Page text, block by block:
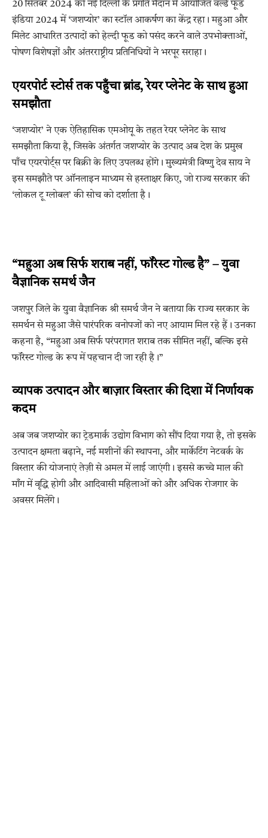
20 सितंबर 2024 को नई दिल्ली के प्रगति मैदान में आयोजित वर्ल्ड फूड
इंडिया 2024 में ‘जशप्योर’ का स्टॉल आकर्षण का केंद्र रहा। महुआ और
मिलेट आधारित उत्पादों को हेल्दी फूड को पसंद करने वाले उपभोक्ताओं,
पोषण विशेषज्ञों और अंतरराष्ट्रीय प्रतिनिधियों ने भरपूर सराहा।
एयरपोर्ट स्टोर्स तक पहुँचा ब्रांड, रेयर प्लेनेट के साथ हुआ
समझौता
‘जशप्योर’ ने एक ऐतिहासिक एमओयू के तहत रेयर प्लेनेट के साथ
समझौता किया है, जिसके अंतर्गत जशप्योर के उत्पाद अब देश के प्रमुख
पाँच एयरपोर्ट्स पर बिक्री के लिए उपलब्ध होंगे। मुख्यमंत्री विष्णु देव साय ने
इस समझौते पर ऑनलाइन माध्यम से हस्ताक्षर किए, जो राज्य सरकार की
‘लोकल टू ग्लोबल’ की सोच को दर्शाता है।
“महुआ अब सिर्फ शराब नहीं, फॉरेस्ट गोल्ड है” – युवा
वैज्ञानिक समर्थ जैन
जशपुर जिले के युवा वैज्ञानिक श्री समर्थ जैन ने बताया कि राज्य सरकार के
समर्थन से महुआ जैसे पारंपरिक वनोपजों को नए आयाम मिल रहे हैं। उनका
कहना है, “महुआ अब सिर्फ परंपरागत शराब तक सीमित नहीं, बल्कि इसे
फॉरेस्ट गोल्ड के रूप में पहचान दी जा रही है।”
व्यापक उत्पादन और बाज़ार विस्तार की दिशा में निर्णायक
कदम
अब जब जशप्योर का ट्रेडमार्क उद्योग विभाग को सौंप दिया गया है, तो इसके
उत्पादन क्षमता बढ़ाने, नई मशीनों की स्थापना, और मार्केटिंग नेटवर्क के
विस्तार की योजनाएं तेज़ी से अमल में लाई जाएंगी। इससे कच्चे माल की
माँग में वृद्धि होगी और आदिवासी महिलाओं को और अधिक रोजगार के
अवसर मिलेंगे।